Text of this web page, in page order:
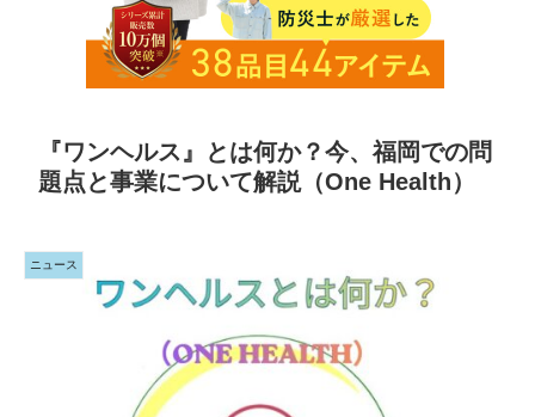
『ワンヘルス』とは何か？今、福岡での問
題点と事業について解説（One Health）
ニュース